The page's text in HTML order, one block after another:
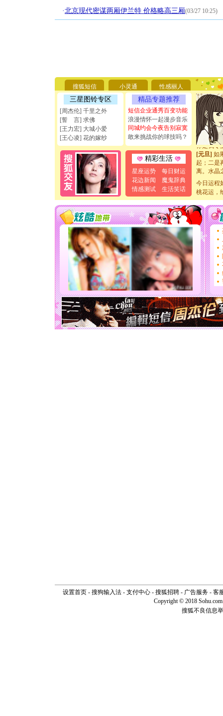
·北京现代密谋两厢伊兰特 价格略高三厢(03/27 10:25)
搜狐短信 小灵通 性感丽人
三星图铃专区
[周杰伦] 千里之外
[誓 言] 求佛
[王力宏] 大城小爱
[王心凌] 花的嫁纱
精品专题推荐
短信企业通秀百变功能
浪漫情怀一起漫步音乐
同城约会今夜告别寂寞
敢来挑战你的球技吗？
精彩生活
星座运势
每日财运
花边新闻
魔鬼辞典
情感测试
生活笑话
[圣诞节]
能正大光
天都要快
[圣诞节]
如意,快
[元旦]看
断电。爱
你是我专
[元旦] 如
起；二是
离。水晶
泣，这痛
卖了。水
[春节]风
颜！冬去
道一声
[春节] 传
片叶子
送你一
[圣诞节]
你太多
要平安
[圣诞节]
能正大
天都要快
[圣诞节]
如意,快
[元旦]看
断电。爱
今日运程
桃花运，
设置首页- 搜狗输入法- 支付中心- 搜狐招聘- 广告服务- 客
Copyright © 2018
搜狐不良信息